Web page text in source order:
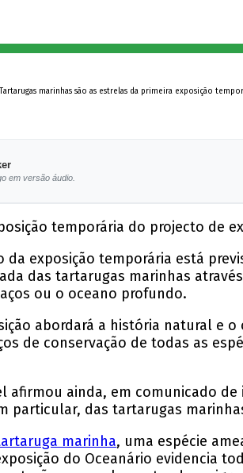
em versão áudio.
temporária do projecto de
da exposição temporária está
das tartarugas marinhas
ou o oceano profundo.
abordará a história natural e
de conservação de todas as
afirmou ainda, em comunicado
particular, das tartarugas
marinha, uma espécie
do Oceanário evidencia